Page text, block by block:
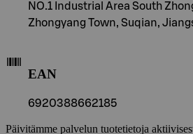
NO.1 Industrial Area South
Zhongyang Town, Suqian,
EAN
6920388662185
Päivitämme palvelun tuotetietoja